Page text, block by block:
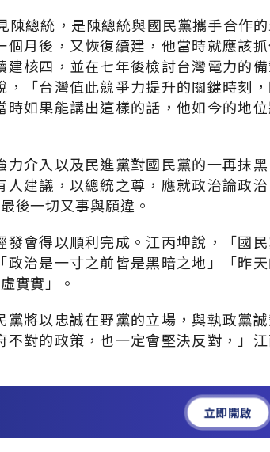
總統，是陳總統與國民黨攜手合作
月後，又恢復續建，他當時就應該
核四，並在七年後檢討台灣電力的
「台灣值此競爭力提升的關鍵時刻
如果能講出這樣的話，他如今的地
介入以及民進黨對國民黨的一再抹黑
建議，以總統之尊，應就政治論政治
後一切又事與願違。
會得以順利完成。江丙坤說，「國
治是一寸之前皆是黑暗之地」「昨
實實」。
將以忠誠在野黨的立場，與執政黨
對的政策，也一定會堅決反對，」
立即開啟